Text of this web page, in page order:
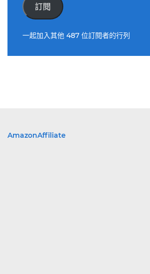
位
訂閱
一起加入其他 487 位訂閱者的行列
AmazonAffiliate